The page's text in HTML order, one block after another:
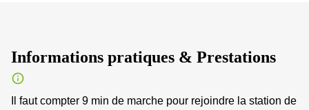
Informations pratiques & Prestations
Il faut compter 9 min de marche pour rejoindre la station de